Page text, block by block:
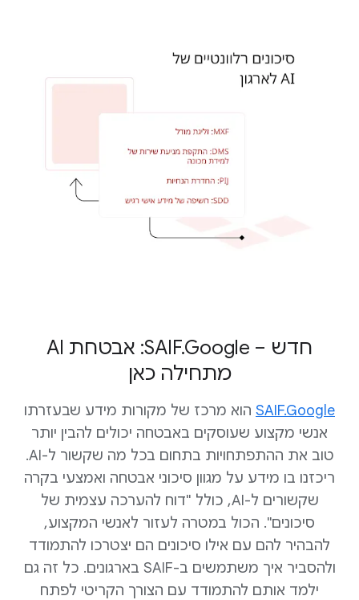
חדש – SAIF.Google: אבטחת AI
מתחילה כאן
‫SAIF.Google הוא מרכז של מקורות מידע שבעזרתו
אנשי מקצוע שעוסקים באבטחה יכולים להבין יותר
טוב את ההתפתחויות בתחום בכל מה שקשור ל-AI.
ריכזנו בו מידע על מגוון סיכוני אבטחה ואמצעי בקרה
שקשורים ל-AI, כולל "דוח להערכה עצמית של
סיכונים". הכול במטרה לעזור לאנשי המקצוע,
להבהיר להם עם אילו סיכונים הם יצטרכו להתמודד
ולהסביר איך משתמשים ב-SAIF בארגונים. כל זה גם
ילמד אותם להתמודד עם הצורך הקריטי לפתח